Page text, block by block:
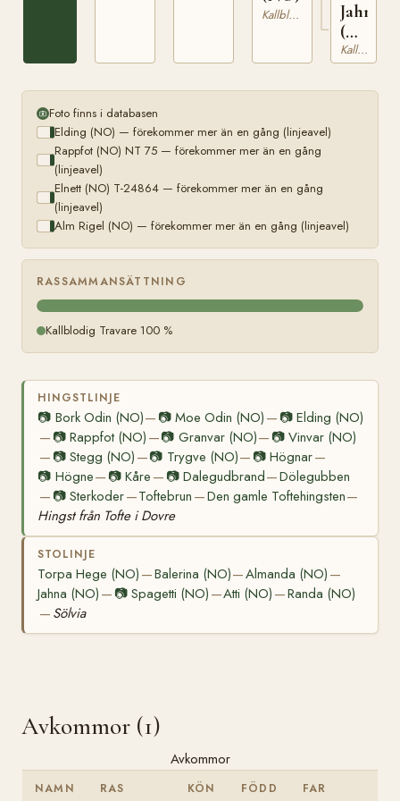
Kallblodig Travare
Jahna
(NO)
T-Kallblodig Travare
Foto finns i databasen
Elding (NO) — förekommer mer än en gång (linjeavel)
Rappfot (NO) NT 75 — förekommer mer än en gång
(linjeavel)
Elnett (NO) T-24864 — förekommer mer än en gång
(linjeavel)
Alm Rigel (NO) — förekommer mer än en gång (linjeavel)
RASSAMMANSÄTTNING
Kallblodig Travare 100 %
HINGSTLINJE
📷 Bork Odin (NO)— 📷Moe Odin (NO) — 📷 Elding (NO)
— 📷Rappfot (NO) —📷 Granvar (NO)— 📷Vinvar (NO)
— 📷Stegg (NO) —📷 Trygve (NO)— 📷Högnar—
📷 Högne— 📷Kåre — 📷 Dalegudbrand—Dölegubben
— 📷Sterkoder—Toftebrun —Den gamle Toftehingsten—
Hingst från Tofte i Dovre
STOLINJE
Torpa Hege (NO) —Balerina (NO)—Almanda (NO) —
Jahna (NO) — 📷Spagetti (NO) —Atti (NO) —Randa (NO)
— Sölvia
Avkommor (1)
Avkommor
NAMN RAS KÖN FÖDD FAR